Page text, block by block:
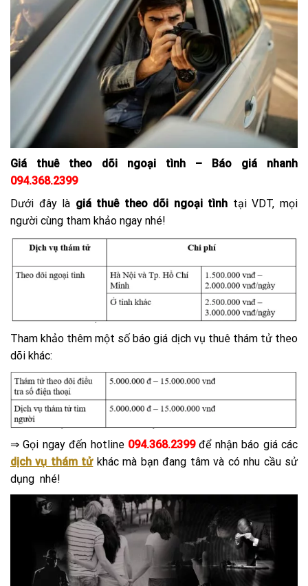
Giá thuê theo dõi ngoại tình – Báo giá nhanh
094.368.2399
Dưới đây là giá thuê theo dõi ngoại tình tại VDT, mọi
người cùng tham khảo ngay nhé!
Tham khảo thêm một số báo giá dịch vụ thuê thám tử theo
dõi khác:
⇒ Gọi ngay đến hotline094.368.2399để nhận báo giá các
dịch vụ thám tửkhác mà bạn đang tâm và có nhu cầu sử
dụng nhé!